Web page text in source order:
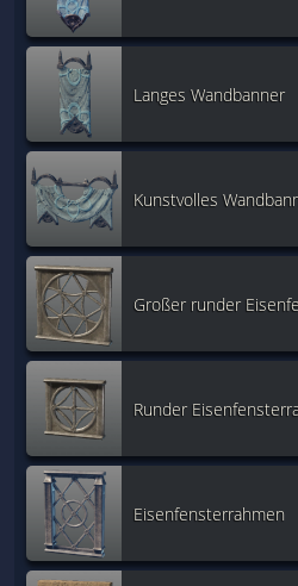
Langes Wandbanner
Kunstvolles
Großer runder
Runder
Eisenfensterrahmen